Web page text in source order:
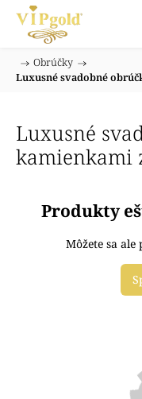
Domov
/ Obrúčky /
Luxusné svadobné
Luxusné
kamienkami
Produkty
Môžete sa